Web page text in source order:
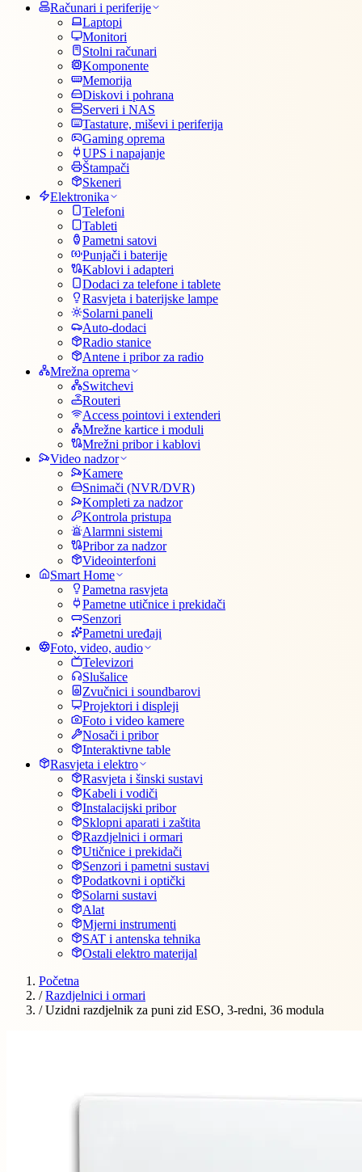
Računari i periferije
Laptopi
Monitori
Stolni računari
Komponente
Memorija
Diskovi i pohrana
Serveri i NAS
Tastature, miševi i periferija
Gaming oprema
UPS i napajanje
Štampači
Skeneri
Elektronika
Telefoni
Tableti
Pametni satovi
Punjači i baterije
Kablovi i adapteri
Dodaci za telefone i tablete
Rasvjeta i baterijske lampe
Solarni paneli
Auto-dodaci
Radio stanice
Antene i pribor za radio
Mrežna oprema
Switchevi
Routeri
Access pointovi i extenderi
Mrežne kartice i moduli
Mrežni pribor i kablovi
Video nadzor
Kamere
Snimači (NVR/DVR)
Kompleti za nadzor
Kontrola pristupa
Alarmni sistemi
Pribor za nadzor
Videointerfoni
Smart Home
Pametna rasvjeta
Pametne utičnice i prekidači
Senzori
Pametni uređaji
Foto, video, audio
Televizori
Slušalice
Zvučnici i soundbarovi
Projektori i displeji
Foto i video kamere
Nosači i pribor
Interaktivne table
Rasvjeta i elektro
Rasvjeta i šinski sustavi
Kabeli i vodiči
Instalacijski pribor
Sklopni aparati i zaštita
Razdjelnici i ormari
Utičnice i prekidači
Senzori i pametni sustavi
Podatkovni i optički
Solarni sustavi
Alat
Mjerni instrumenti
SAT i antenska tehnika
Ostali elektro materijal
Početna
/ Razdjelnici i ormari
/ Uzidni razdjelnik za puni zid ESO, 3-redni, 36 modula